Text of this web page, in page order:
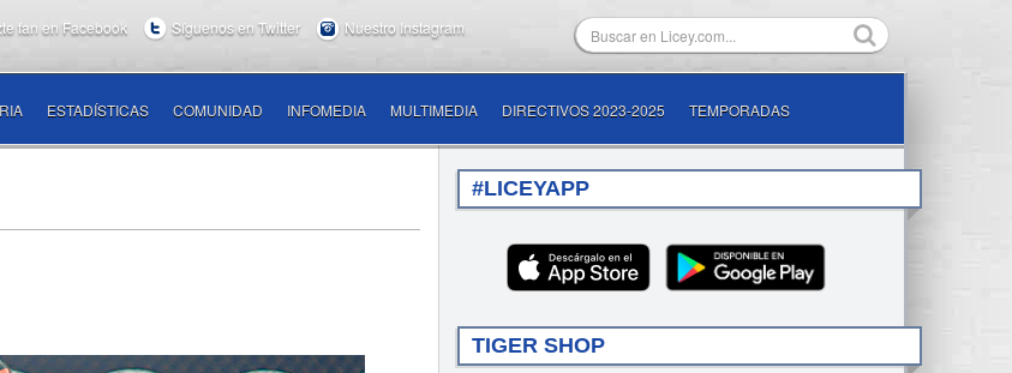
fan en Facebook Síguenos en Twitter Nuestro Instagram
ESTADÍSTICAS COMUNIDAD INFOMEDIA MULTIMEDIA DIRECTIVOS 2023-2025 TEMPORADAS
#LICEYAPP
TIGER SHOP